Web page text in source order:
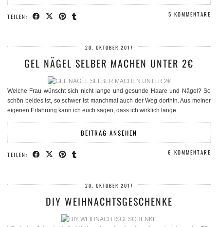
TEILEN: 5 KOMMENTARE
20. OKTOBER 2017
GEL NÄGEL SELBER MACHEN UNTER 2€
Welche Frau wünscht sich nicht lange und gesunde Haare und Nägel? So
schön beides ist, so schwer ist manchmal auch der Weg dorthin. Aus meiner
eigenen Erfahrung kann ich euch sagen, dass ich wirklich lange…
BEITRAG ANSEHEN
TEILEN: 6 KOMMENTARE
20. OKTOBER 2017
DIY WEIHNACHTSGESCHENKE